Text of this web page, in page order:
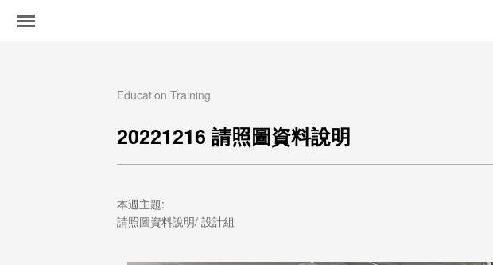
Education Training
20221216 請照圖資料說明
本週主題:
請照圖資料說明/ 設計組